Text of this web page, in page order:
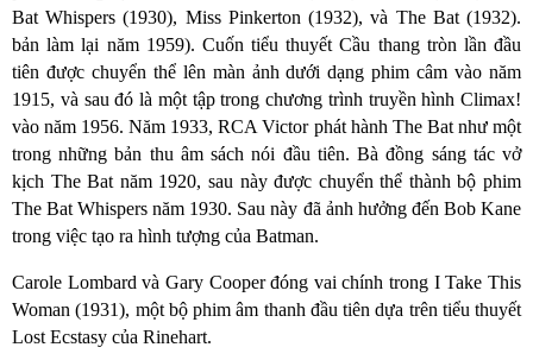
Bat Whispers (1930), Miss Pinkerton (1932), và The Bat (1932).
bản làm lại năm 1959). Cuốn tiểu thuyết Cầu thang tròn lần đầu
tiên được chuyển thể lên màn ảnh dưới dạng phim câm vào năm
1915, và sau đó là một tập trong chương trình truyền hình Climax!
vào năm 1956. Năm 1933, RCA Victor phát hành The Bat như một
trong những bản thu âm sách nói đầu tiên. Bà đồng sáng tác vở
kịch The Bat năm 1920, sau này được chuyển thể thành bộ phim
The Bat Whispers năm 1930. Sau này đã ảnh hưởng đến Bob Kane
trong việc tạo ra hình tượng của Batman.
Carole Lombard và Gary Cooper đóng vai chính trong I Take This
Woman (1931), một bộ phim âm thanh đầu tiên dựa trên tiểu thuyết
Lost Ecstasy của Rinehart.